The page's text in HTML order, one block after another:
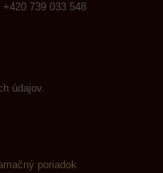
033 548
údajov.
poriadok